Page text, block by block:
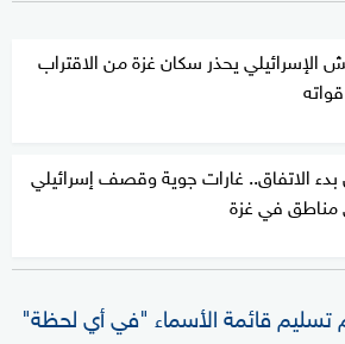
الإسرائيلي يحذر سكان غزة من الاقتراب
الاتفاق.. غارات جوية وقصف إسرائيلي
مناطق في غزة
قائمة الأسماء "في أي لحظة"